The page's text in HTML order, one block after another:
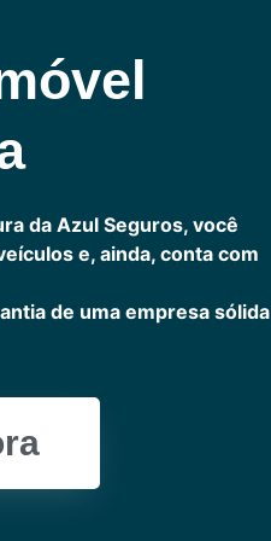
da Azul Seguros, você
e, ainda, conta com
de uma empresa sólida